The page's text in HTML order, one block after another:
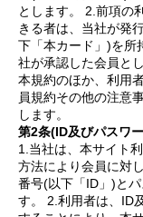
とします。 2.前項の
きる者は、当社が発
下「本カード」)を所
社が承認した会員と
本規約のほか、利用
員規約その他の注意
します。
第2条(ID及びパスワ
1.当社は、本サイト
方法により会員に対
番号(以下「ID」)と
す。 2.利用者は、ID